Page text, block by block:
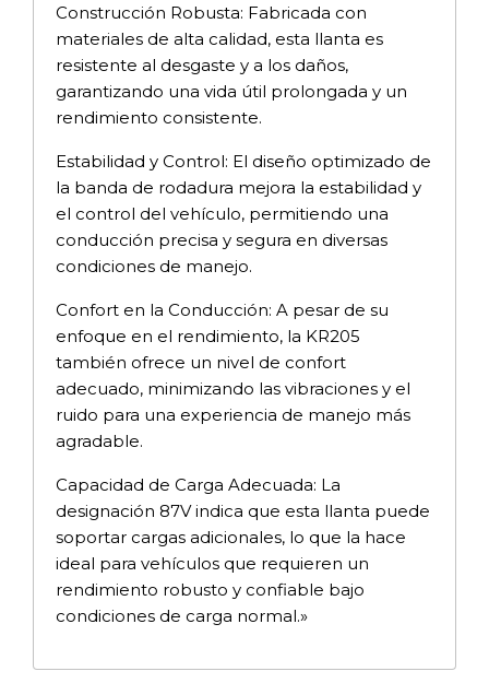
Construcción Robusta: Fabricada con
materiales de alta calidad, esta llanta es
resistente al desgaste y a los daños,
garantizando una vida útil prolongada y un
rendimiento consistente.
Estabilidad y Control: El diseño optimizado de
la banda de rodadura mejora la estabilidad y
el control del vehículo, permitiendo una
conducción precisa y segura en diversas
condiciones de manejo.
Confort en la Conducción: A pesar de su
enfoque en el rendimiento, la KR205
también ofrece un nivel de confort
adecuado, minimizando las vibraciones y el
ruido para una experiencia de manejo más
agradable.
Capacidad de Carga Adecuada: La
designación 87V indica que esta llanta puede
soportar cargas adicionales, lo que la hace
ideal para vehículos que requieren un
rendimiento robusto y confiable bajo
condiciones de carga normal.»